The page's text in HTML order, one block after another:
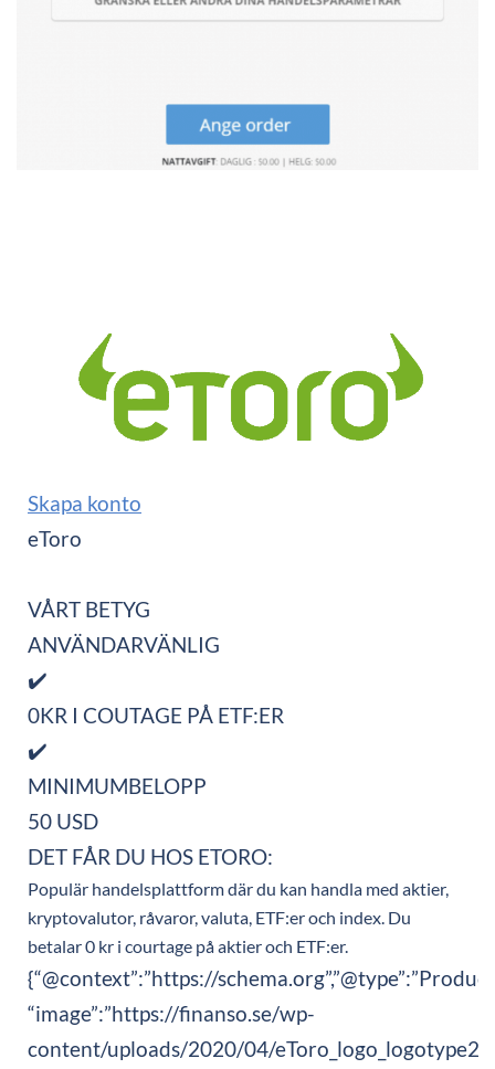
Skapa konto
eToro
VÅRT BETYG
ANVÄNDARVÄNLIG
✔️
0KR I COUTAGE PÅ ETF:ER
✔️
MINIMUMBELOPP
50 USD
DET FÅR DU HOS ETORO:
Populär handelsplattform där du kan handla med aktier,
kryptovalutor, råvaror, valuta, ETF:er och index. Du
betalar 0 kr i courtage på aktier och ETF:er.
{“@context”:”https://
“image”:”https://finanso.se/wp-
content/uploads/2020/04/